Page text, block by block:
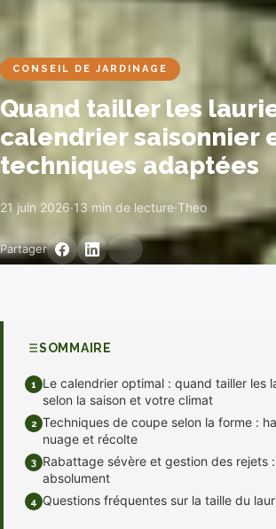
CONSEIL DE JARDINAGE
Quand tailler les
calendrier saisonnier
techniques adaptées
21 juin 2026·13 min de lecture·Theo
Partager
SOMMAIRE
1
Le calendrier optimal : quand tailler les
selon la saison et votre climat
2 Techniques de coupe selon la forme :
nuage et récolte
3
Rabattage sévère et gestion des rejets
absolument
4 Questions fréquentes sur la taille du